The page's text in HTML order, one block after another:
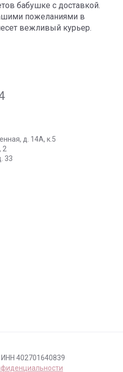
бабушке с доставкой.
пожеланиями в
вежливый курьер.
д. 14А, к.5
2
33
402701640839